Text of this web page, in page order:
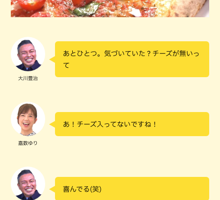
大川豊治
あとひとつ。気づいていた？チーズが無いっ
て
嘉数ゆり
あ！チーズ入ってないですね！
喜んでる(笑)